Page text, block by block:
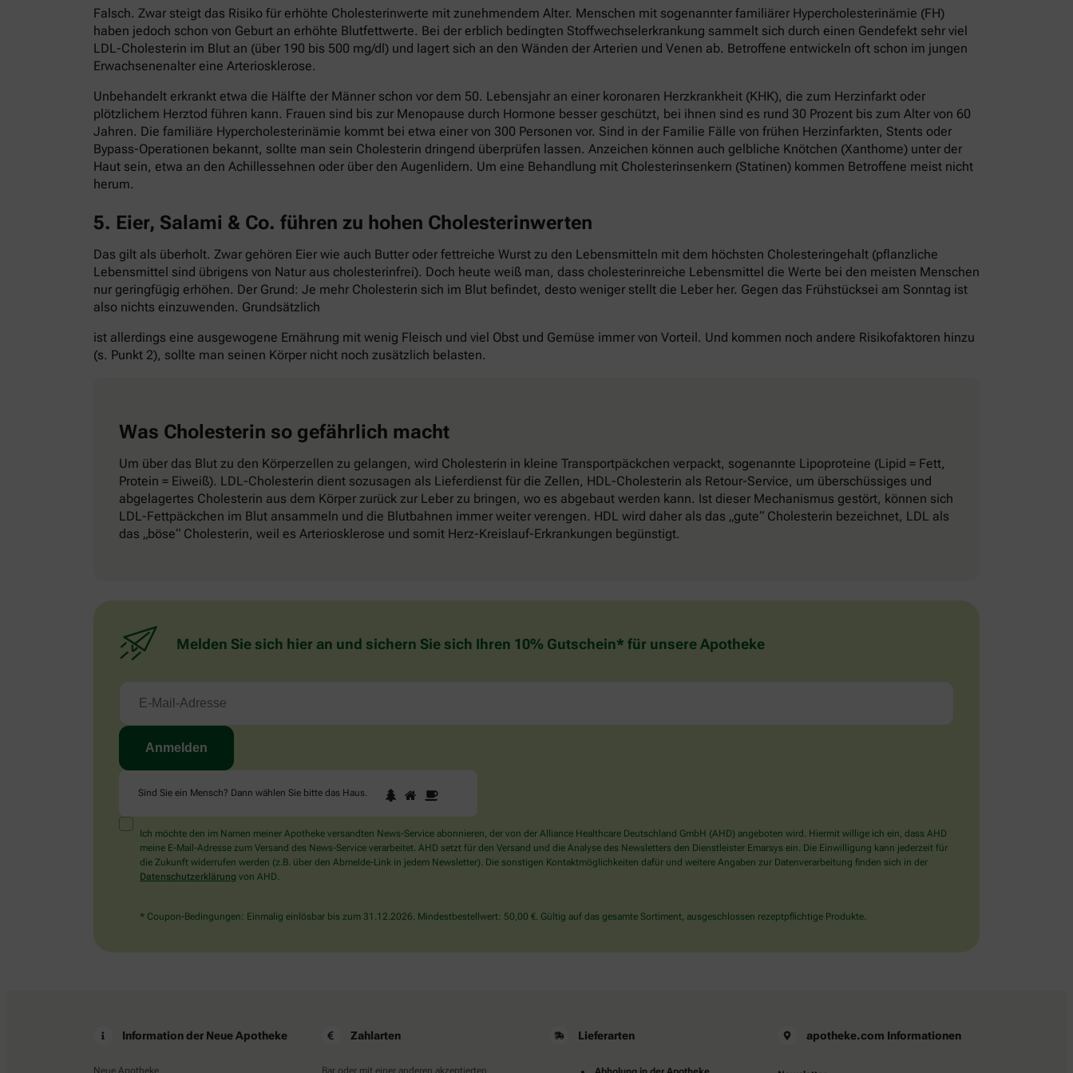
Falsch. Zwar steigt das Risiko für erhöhte Cholesterinwerte mit zunehmendem Alter. Menschen mit sogenannter familiärer Hypercholesterinämie (FH)
haben jedoch schon von Geburt an erhöhte Blutfettwerte. Bei der erblich bedingten Stoffwechselerkrankung sammelt sich durch einen Gendefekt sehr viel
LDL-Cholesterin im Blut an (über 190 bis 500 mg/dl) und lagert sich an den Wänden der Arterien und Venen ab. Betroffene entwickeln oft schon im jungen
Erwachsenenalter eine Arteriosklerose.
Unbehandelt erkrankt etwa die Hälfte der Männer schon vor dem 50. Lebensjahr an einer koronaren Herzkrankheit (KHK), die zum Herzinfarkt oder
plötzlichem Herztod führen kann. Frauen sind bis zur Menopause durch Hormone besser geschützt, bei ihnen sind es rund 30 Prozent bis zum Alter von 60
Jahren. Die familiäre Hypercholesterinämie kommt bei etwa einer von 300 Personen vor. Sind in der Familie Fälle von frühen Herzinfarkten, Stents oder
Bypass-Operationen bekannt, sollte man sein Cholesterin dringend überprüfen lassen. Anzeichen können auch gelbliche Knötchen (Xanthome) unter der
Haut sein, etwa an den Achillessehnen oder über den Augenlidern. Um eine Behandlung mit Cholesterinsenkern (Statinen) kommen Betroffene meist nicht
herum.
5. Eier, Salami & Co. führen zu hohen Cholesterinwerten
Das gilt als überholt. Zwar gehören Eier wie auch Butter oder fettreiche Wurst zu den Lebensmitteln mit dem höchsten Cholesteringehalt (pflanzliche
Lebensmittel sind übrigens von Natur aus cholesterinfrei). Doch heute weiß man, dass cholesterinreiche Lebensmittel die Werte bei den meisten Menschen
nur geringfügig erhöhen. Der Grund: Je mehr Cholesterin sich im Blut befindet, desto weniger stellt die Leber her. Gegen das Frühstücksei am Sonntag ist
also nichts einzuwenden. Grundsätzlich
ist allerdings eine ausgewogene Ernährung mit wenig Fleisch und viel Obst und Gemüse immer von Vorteil. Und kommen noch andere Risikofaktoren hinzu
(s. Punkt 2), sollte man seinen Körper nicht noch zusätzlich belasten.
Was Cholesterin so gefährlich macht
Um über das Blut zu den Körperzellen zu gelangen, wird Cholesterin in kleine Transportpäckchen verpackt, sogenannte Lipoproteine (Lipid = Fett,
Protein = Eiweiß). LDL-Cholesterin dient sozusagen als Lieferdienst für die Zellen, HDL-Cholesterin als Retour-Service, um überschüssiges und
abgelagertes Cholesterin aus dem Körper zurück zur Leber zu bringen, wo es abgebaut werden kann. Ist dieser Mechanismus gestört, können sich
LDL-Fettpäckchen im Blut ansammeln und die Blutbahnen immer weiter verengen. HDL wird daher als das „gute“ Cholesterin bezeichnet, LDL als
das „böse“ Cholesterin, weil es Arteriosklerose und somit Herz-Kreislauf-Erkrankungen begünstigt.
Melden Sie sich hier an und sichern Sie sich Ihren 10% Gutschein* für unsere Apotheke
Sind Sie ein Mensch? Dann wählen Sie bitte das Haus.
Sind
Sie
Mensch?
Dann
wählen
Haus.
1 2
Ich möchte den im Namen meiner Apotheke versandten News-Service abonnieren, der von der Alliance Healthcare Deutschland GmbH (AHD) angeboten wird. Hiermit willige ich ein, dass AHD
meine E-Mail-Adresse zum Versand des News-Service verarbeitet. AHD setzt für den Versand und die Analyse des Newsletters den Dienstleister Emarsys ein. Die Einwilligung kann jederzeit für
die Zukunft widerrufen werden (z.B. über den Abmelde-Link in jedem Newsletter). Die sonstigen Kontaktmöglichkeiten dafür und weitere Angaben zur Datenverarbeitung finden sich in der
Datenschutzerklärung von AHD.
* Coupon-Bedingungen: Einmalig einlösbar bis zum 31.12.2026. Mindestbestellwert: 50,00 €. Gültig auf das gesamte Sortiment, ausgeschlossen rezeptpflichtige Produkte.
Information der Neue Apotheke
Neue Apotheke
Zahlarten
Bar oder mit einer anderen akzeptierten
Lieferarten apotheke.com Informationen